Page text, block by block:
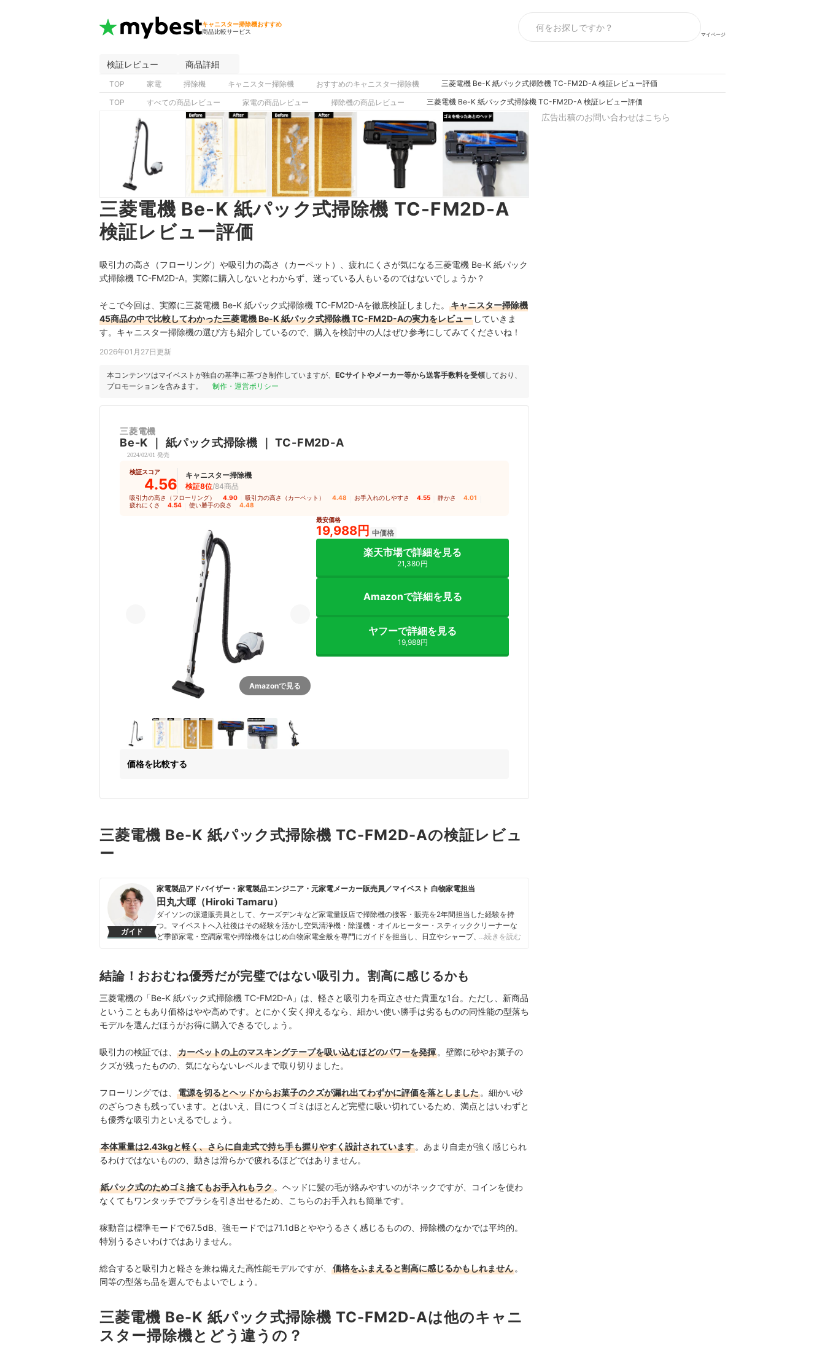
キャニスター掃除機おすすめ
商品比較サービス
マイページ
検証レビュー 商品詳細
TOP 家電 掃除機 キャニスター掃除機 おすすめのキャニスター掃除機 三菱電機 Be-K 紙パック式掃除機 TC-FM2D-A 検証レビュー評価
TOP すべての商品レビュー 家電の商品レビュー 掃除機の商品レビュー 三菱電機 Be-K 紙パック式掃除機 TC-FM2D-A 検証レビュー評価
三菱電機 Be-K 紙パック式掃除機 TC-FM2D-A
検証レビュー評価
吸引力の高さ（フローリング）や吸引力の高さ（カーペット）、疲れにくさが気になる三菱電機 Be-K 紙パック
式掃除機 TC-FM2D-A。実際に購入しないとわからず、迷っている人もいるのではないでしょうか？
そこで今回は、実際に三菱電機 Be-K 紙パック式掃除機 TC-FM2D-Aを徹底検証しました。
キャニスター掃除機
45商品の中で比較してわかった三菱電機 Be-K 紙パック式掃除機 TC-FM2D-Aの実力をレビュー していきま
す。キャニスター掃除機の選び方も紹介しているので、購入を検討中の人はぜひ参考にしてみてくださいね！
2026年01月27日更新
本コンテンツはマイベストが独自の基準に基づき制作していますが、 ECサイトやメーカー等から送客手数料を受領しており、
プロモーションを含みます。
制作・運営ポリシー
三菱電機
Be-K 紙パック式掃除機 ｜TC-FM2D-A
2024/02/01 発売
検証スコア
4.56
キャニスター掃除機
検証8位/84商品
吸引力の高さ（フローリング） 4.90 吸引力の高さ（カーペット） 4.48 お手入れのしやすさ 4.55 静かさ 4.01
疲れにくさ 4.54 使い勝手の良さ 4.48
Amazonで見る
最安価格
19,988円 中価格
楽天市場で詳細を見る
21,380円
Amazonで詳細を見る
ヤフーで詳細を見る
19,988円
価格を比較する
三菱電機 Be-K 紙パック式掃除機 TC-FM2D-Aの検証レビュ
ー
ガイド
家電製品アドバイザー・家電製品エンジニア・元家電メーカー販売員／マイベスト 白物家電担当
田丸大暉（Hiroki Tamaru）
ダイソンの派遣販売員として、ケーズデンキなど家電量販店で掃除機の接客・販売を2年間担当した経験を持
つ。マイベストへ入社後はその経験を活かし空気清浄機・除湿機・オイルヒーター・スティッククリーナーな
ど季節家電・空調家電や掃除機をはじめ白物家電全般を専門にガイドを担当し、日立やシャープ、パナソニッ
エネ性能やお手入れのしやすさまでひとつひとつ丁寧に確認しながらコンテンツ制作を行う。
田丸大暉（Hiroki Tamaru）のプロフィール
…続きを読む
結論！おおむね優秀だが完璧ではない吸引力。割高に感じるかも
三菱電機の「Be-K 紙パック式掃除機 TC-FM2D-A」は、軽さと吸引力を両立させた貴重な1台。ただし、新商品
ということもあり価格はやや高めです。とにかく安く抑えるなら、細かい使い勝手は劣るものの同性能の型落ち
モデルを選んだほうがお得に購入できるでしょう。
吸引力の検証では、 カーペットの上のマスキングテープを吸い込むほどのパワーを発揮 。壁際に砂やお菓子の
クズが残ったものの、気にならないレベルまで取り切りました。
フローリングでは、 電源を切るとヘッドからお菓子のクズが漏れ出てわずかに評価を落としました 。細かい砂
のざらつきも残っています。とはいえ、目につくゴミはほとんど完璧に吸い切れているため、満点とはいわずと
も優秀な吸引力といえるでしょう。
本体重量は2.43kgと軽く、さらに自走式で持ち手も握りやすく設計されています 。あまり自走が強く感じられ
るわけではないものの、動きは滑らかで疲れるほどではありません。
紙パック式のためゴミ捨てもお手入れもラク 。ヘッドに髪の毛が絡みやすいのがネックですが、コインを使わ
なくてもワンタッチでブラシを引き出せるため、こちらのお手入れも簡単です。
稼動音は標準モードで67.5dB、強モードでは71.1dBとややうるさく感じるものの 、掃除機のなかでは平均的。
特別うるさいわけではありません。
総合すると吸引力と軽さを兼ね備えた高性能モデルですが、 価格をふまえると割高に感じるかもしれません 。
同等の型落ち品を選んでもよいでしょう。
三菱電機 Be-K 紙パック式掃除機 TC-FM2D-Aは他のキャニ
スター掃除機とどう違うの？
広告出稿のお問い合わせはこちら